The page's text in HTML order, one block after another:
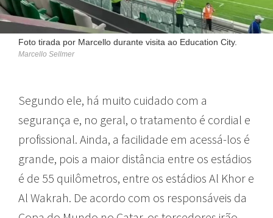
Foto tirada por Marcello durante visita ao Education City.
Marcello Sellmer
Segundo ele, há muito cuidado com a
segurança e, no geral, o tratamento é cordial e
profissional. Ainda, a facilidade em acessá-los é
grande, pois a maior distância entre os estádios
é de 55 quilômetros, entre os estádios Al Khor e
Al Wakrah. De acordo com os responsáveis da